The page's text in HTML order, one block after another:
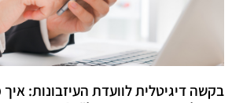
בקשה דיגיטלית לוועדת העיזבונות: